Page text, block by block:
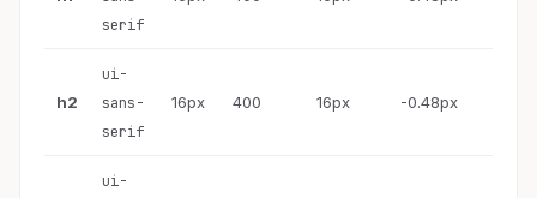
serif
h2
ui-
sans-
serif
16px 400 16px -0.48px
ui-